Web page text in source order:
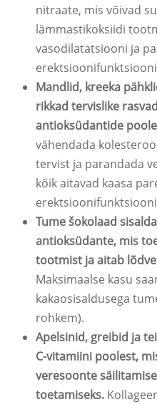
nitraate, mis võivad
lämmastikoksiidi
vasodilatatsiooni ja
Mandlid, kreeka
rikkad tervislike
antioksüdantide
vähendada
tervist ja parandada
kõik aitavad kaasa
Tume šokolaad
antioksüdante, mis
tootmist ja aitab
Maksimaalse kasu
kakaosisaldusega
rohkem).
Apelsinid, greibid ja
C-vitamiini poolest,
veresoonte
toetamiseks.